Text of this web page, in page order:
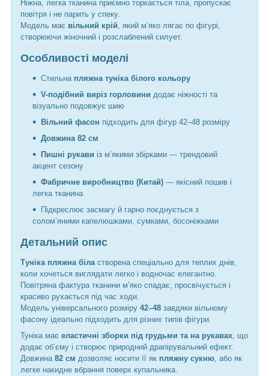
Ніжна, легка тканина приємно торкається тіла, пропускає
повітря і не парить у спеку.
Модель має вільний крій, який м’яко лягає по фігурі,
створюючи жіночний і розслаблений силует.
Особливості моделі
Стильна пляжна туніка білого кольору
V-подібний виріз горловини додає ніжності та
візуально подовжує шию
Вільний фасон підходить для фігур 42–48 розміру
Довжина 82 см
Пишні рукави із м’якими збірками — трендовий
акцент сезону
Фабричне виробництво (Китай) — якісний пошив і
легка тканина
Підкреслює засмагу й гарно поєднується з
солом’яними капелюшками, сумками, босоніжками
Детальний опис
Туніка пляжна біластворена спеціально для теплих днів,
коли хочеться виглядати легко і водночас елегантно.
Повітряна фактура тканини м’яко спадає, просвічується і
красиво рухається під час ходи.
Модель універсального розміру 42–48 завдяки вільному
фасону ідеально підходить для різних типів фігури.
Туніка має еластичні зборки під грудьми та на рукавах, що
додає об’єму і створює природний драпірувальний ефект.
Довжина 82 см дозволяє носити її як пляжну сукню, або як
легке накидне вбрання поверх купальника.